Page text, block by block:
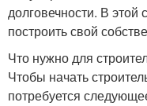
долговечности. В
построить свой
Что нужно для
Чтобы начать
потребуется